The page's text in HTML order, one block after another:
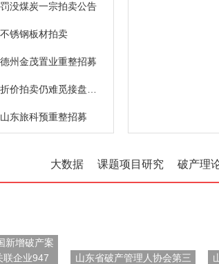
罚没煤炭一宗拍卖公告
不锈钢板材拍卖
德州金茂置业重整招募
山东旅科预重整招募
破产理
课题项目研究
大数据
新增破产案
联企业947
山东省破产管理人协会第三